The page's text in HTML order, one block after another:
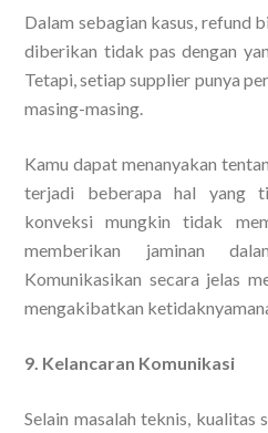
Dalam sebagian kasus, refund
diberikan tidak pas dengan
Tetapi, setiap supplier punya
masing-masing.
Kamu dapat menanyakan
terjadi beberapa hal yang
konveksi mungkin tidak
memberikan jaminan
Komunikasikan secara jelas
mengakibatkan
9. Kelancaran Komunikasi
Selain masalah teknis, kualitas